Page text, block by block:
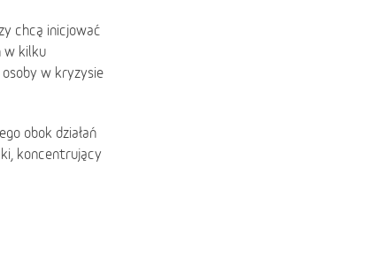
chcą inicjować
w kilku
w kryzysie
obok działań
koncentrujący